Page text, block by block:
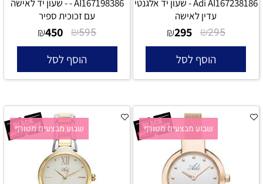
Adi AI167238186 - שעון יד אלגנטי
עדין לאישה
₪295
₪295
הוסף לסל
AI167198386 - - שעון יד לאישה
עם זכוכית ספיר
₪595
₪450
הוסף לסל
שבוע מבצעים מטורף שבוע מבצעים מטורף